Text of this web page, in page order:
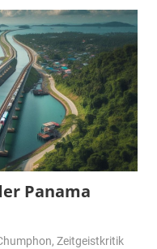
Panama
,Zeitgeistkritik